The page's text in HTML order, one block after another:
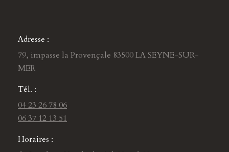
Adresse :
79, impasse la Provençale 83500 LA SEYNE-SUR-
MER
Tél. :
04 23 26 78 06
06 37 12 13 51
Horaires :